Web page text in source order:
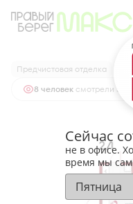
2-комнатная66.73 м2
Ипотекаот 27 641 руб.
Предчистовая отделка
8 человек смотрели эту
Сейчас
не в офисе.
время мы